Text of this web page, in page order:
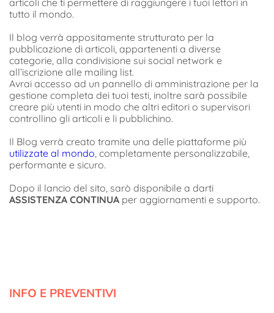
articoli che ti permettere di raggiungere i tuoi lettori in
tutto il mondo.
Il blog verrà appositamente strutturato per la
pubblicazione di articoli, appartenenti a diverse
categorie, alla condivisione sui social network e
all’iscrizione alle mailing list.
Avrai accesso ad un pannello di amministrazione per la
gestione completa dei tuoi testi, inoltre sarà possibile
creare più utenti in modo che altri editori o supervisori
controllino gli articoli e li pubblichino.
Il Blog verrà creato tramite una delle piattaforme più
utilizzate al mondo, completamente personalizzabile,
performante e sicuro.
Dopo il lancio del sito, sarò disponibile a darti
ASSISTENZA CONTINUA per aggiornamenti e supporto.
INFO E PREVENTIVI